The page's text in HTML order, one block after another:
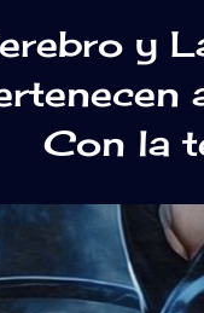
y
Con la